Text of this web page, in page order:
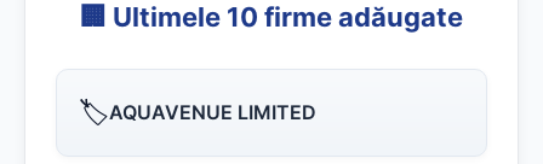
🏢 Ultimele 10 firme adăugate
🏷️AQUAVENUE LIMITED